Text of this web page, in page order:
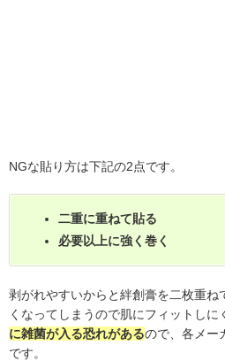
NGな貼り方は下記の2点です。
二重に重ねて貼る
必要以上に強く巻く
剥がれやすいからと絆創膏を二枚重ね
くなってしまうので肌にフィットしに
に雑菌が入る恐れがあるので、各メー
です。